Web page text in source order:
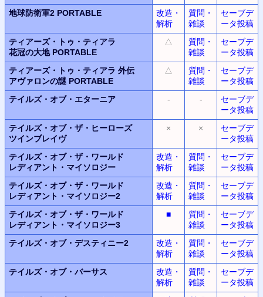
地球防衛軍2 PORTABLE
改造・
解析
質問・
雑談
セーブデ
ータ投稿
ティアーズ・トゥ・ティアラ
花冠の大地 PORTABLE
△
質問・
雑談
セーブデ
ータ投稿
ティアーズ・トゥ・ティアラ 外伝
アヴァロンの謎 PORTABLE
△
質問・
雑談
セーブデ
ータ投稿
テイルズ・オブ・エターニア
- -
セーブデ
ータ投稿
テイルズ・オブ・ザ・ヒーローズ
ツインブレイヴ
× ×
セーブデ
ータ投稿
テイルズ・オブ・ザ・ワールド
レディアント・マイソロジー
改造・
解析
質問・
雑談
セーブデ
ータ投稿
テイルズ・オブ・ザ・ワールド
レディアント・マイソロジー2
改造・
解析
質問・
雑談
セーブデ
ータ投稿
テイルズ・オブ・ザ・ワールド
レディアント・マイソロジー3
■
質問・
雑談
セーブデ
ータ投稿
テイルズ・オブ・デスティニー2
改造・
解析
質問・
雑談
セーブデ
ータ投稿
テイルズ・オブ・バーサス
改造・
解析
質問・
雑談
セーブデ
ータ投稿